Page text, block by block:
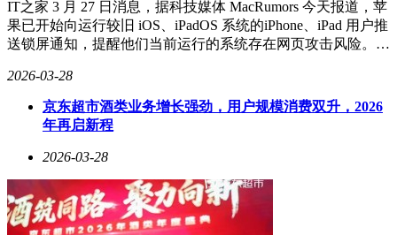
4GB+128GB版售价1099元，顶配6GB+128GB版定价1199元。
全渠道销售将于产品发布次日启动，覆盖小米商城、京东、天
猫等电商平台及线下授权门店。凭借屏幕与续航的差异化优
来更多高性价比选择。
IT之家 3 月 27 日消息，据科技媒体 MacRumors 今天报道，苹
果已开始向运行较旧 iOS、iPadOS 系统的iPhone、iPad 用户推
送锁屏通知，提醒他们当前运行的系统存在网页攻击风险。…
2026-03-28
京东超市酒类业务增长强劲，用户规模消费双升，2026
年再启新程
2026-03-28